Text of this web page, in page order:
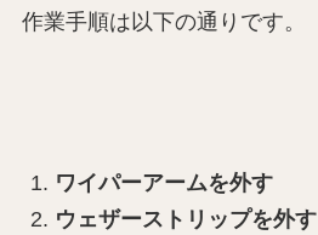
作業手順は以下の通りです。
ワイパーアームを外す
ウェザーストリップを外す